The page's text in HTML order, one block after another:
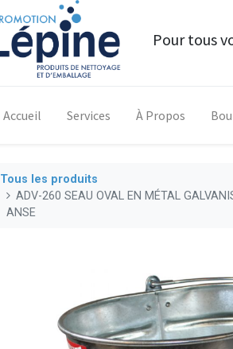
Pour tous
Accueil Services À Propos
Tous les produits
ADV-260 SEAU OVAL EN MÉTAL
ANSE